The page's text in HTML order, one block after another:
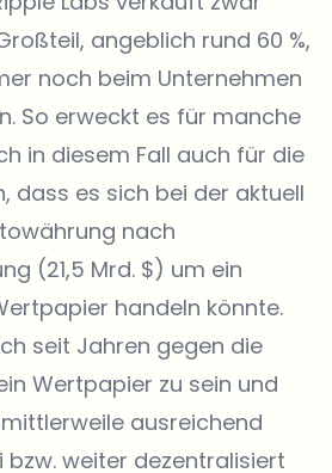
angeblich rund 60 %,
noch beim Unternehmen
So erweckt es für manche
in diesem Fall auch für die
dass es sich bei der aktuell
nach
(21,5 Mrd. $) um ein
handeln könnte.
seit Jahren gegen die
Wertpapier zu sein und
ausreichend
bzw. weiter dezentralisiert